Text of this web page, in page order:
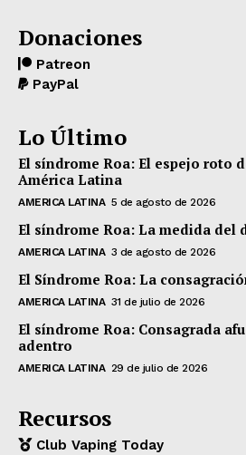
Donaciones
Patreon
PayPal
Lo Último
El síndrome Roa: El espejo roto
América Latina
AMERICA LATINA 5 de agosto de 2026
El síndrome Roa: La medida del
AMERICA LATINA 3 de agosto de 2026
El Síndrome Roa: La
AMERICA LATINA 31 de julio de 2026
El síndrome Roa: Consagrada
adentro
AMERICA LATINA 29 de julio de 2026
Recursos
Club Vaping Today